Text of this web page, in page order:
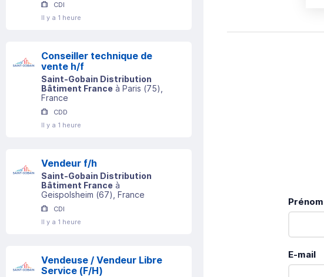
CDI
Il y a 1 heure
Conseiller technique de
vente h/f
Saint-Gobain Distribution
Bâtiment France à Paris (75)
France
CDD
Il y a 1 heure
Vendeur f/h
Saint-Gobain Distribution
Bâtiment France à
Geispolsheim (67) , France
CDI
Il y a 1 heure
Vendeuse / Vendeur Libre
Service (F/H)
Prénom
E-mail